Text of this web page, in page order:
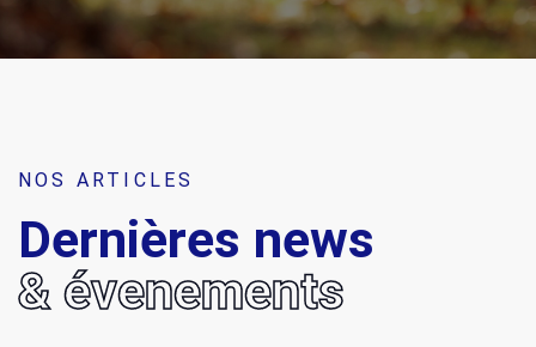
NOS ARTICLES
Dernières news
& évenements